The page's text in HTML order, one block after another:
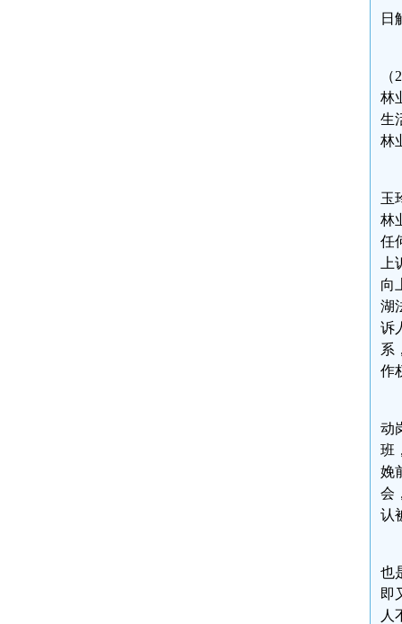
日
林
生
林
玉
林
任
向
湖
诉
系
作
动
班
娩
会
认
也
即
人